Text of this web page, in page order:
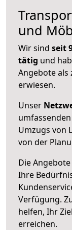
und
Wir sind seit
tätig und
Angebote als
erwiesen.
Unser
Umzugs von
von der
Die
Ihre
Verfügung.
helfen, Ihr Ziel
erreichen.